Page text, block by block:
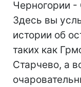
Черногории -
Здесь вы
истории об
таких как
Старчево, а